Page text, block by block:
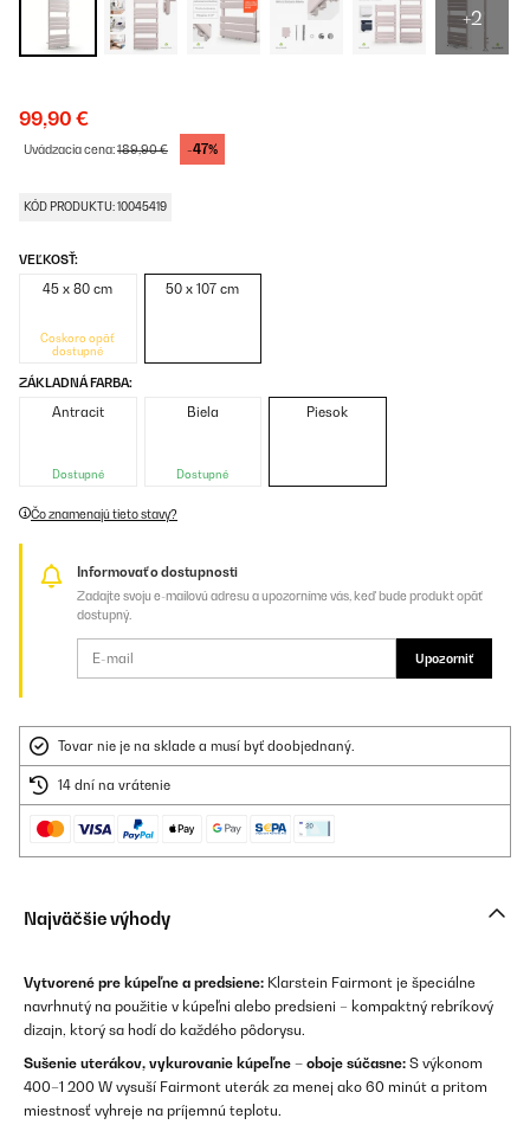
+2
99,90 €
Uvádzacia cena:189,90 € -47%
KÓD PRODUKTU: 10045419
VEĽKOSŤ:
45 x 80 cm
Čoskoro opäť
dostupné
50 x 107 cm
ZÁKLADNÁ FARBA:
Antracit
Dostupné
Biela
Dostupné
Piesok
Čo znamenajú tieto stavy?
Informovať o dostupnosti
Zadajte svoju e-mailovú adresu a upozorníme vás, keď bude produkt opäť
dostupný.
Upozorniť
Tovar nie je na sklade a musí byť doobjednaný.
14 dní na vrátenie
Najväčšie výhody
Vytvorené pre kúpeľne a predsiene: Klarstein Fairmont je špeciálne
navrhnutý na použitie v kúpeľni alebo predsieni – kompaktný rebríkový
dizajn, ktorý sa hodí do každého pôdorysu.
Sušenie uterákov, vykurovanie kúpeľne – oboje súčasne: S výkonom
400–1 200 W vysuší Fairmont uterák za menej ako 60 minút a pritom
miestnosť vyhreje na príjemnú teplotu.